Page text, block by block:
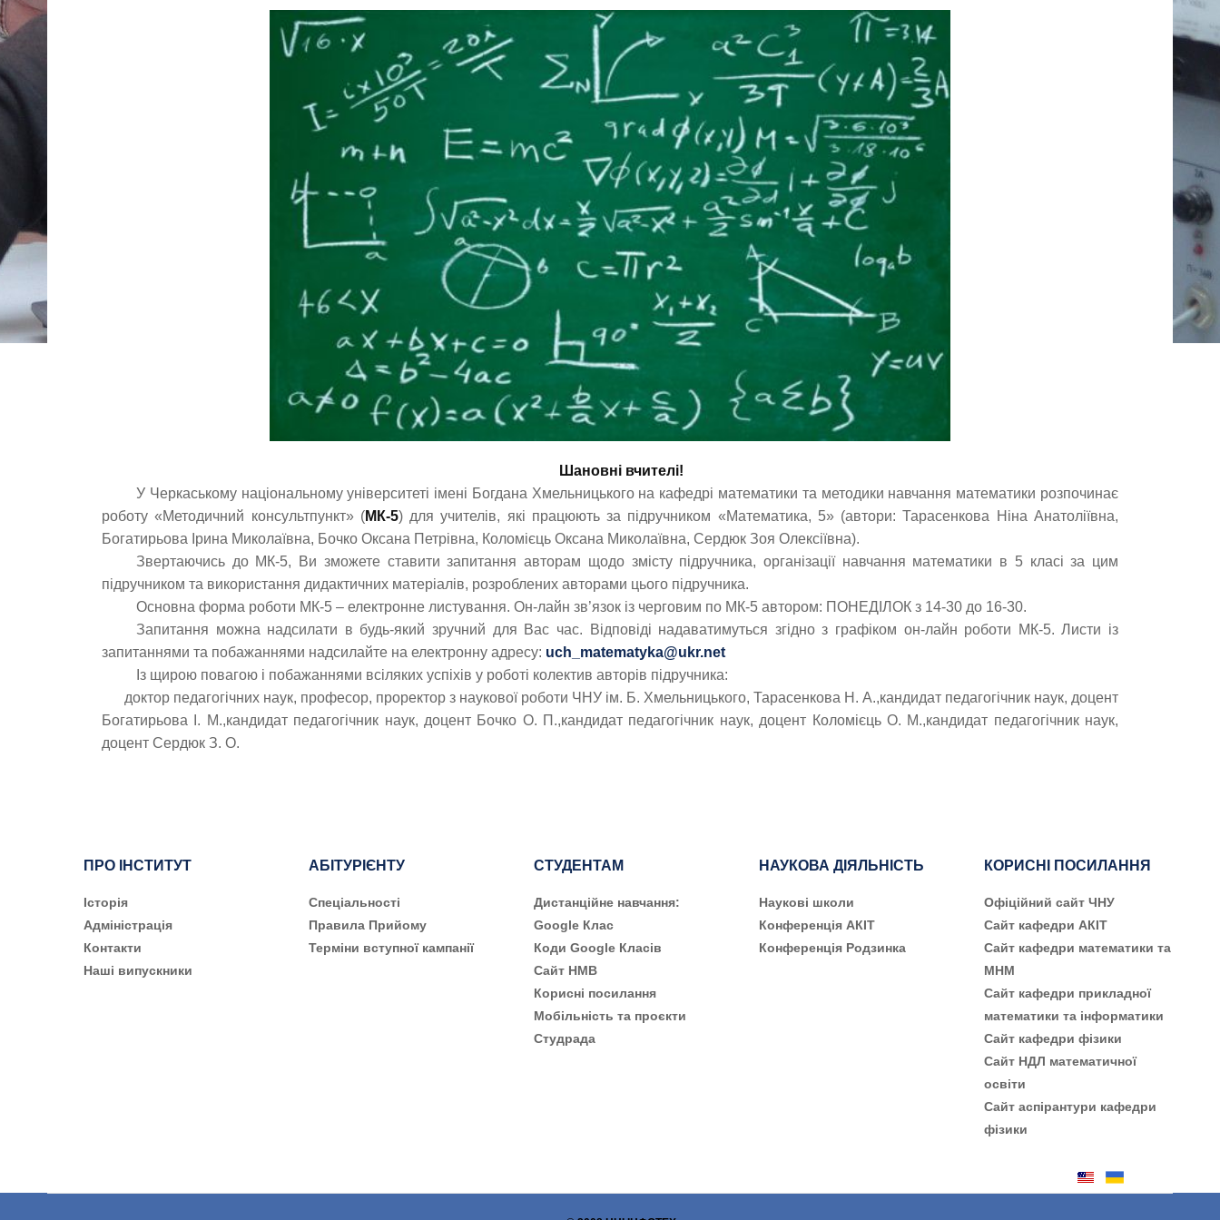
Шановні вчителі!
У Черкаському національному університеті імені Богдана Хмельницького на кафедрі математики та методики навчання математики розпочинає
роботу «Методичний консультпункт» (МК-5) для учителів, які працюють за підручником «Математика, 5» (автори: Тарасенкова Ніна Анатоліївна,
Богатирьова Ірина Миколаївна, Бочко Оксана Петрівна, Коломієць Оксана Миколаївна, Сердюк Зоя Олексіївна).
Звертаючись до МК-5, Ви зможете ставити запитання авторам щодо змісту підручника, організації навчання математики в 5 класі за цим
підручником та використання дидактичних матеріалів, розроблених авторами цього підручника.
Основна форма роботи МК-5 – електронне листування. Он-лайн зв’язок із черговим по МК-5 автором: ПОНЕДІЛОК з 14-30 до 16-30.
Запитання можна надсилати в будь-який зручний для Вас час. Відповіді надаватимуться згідно з графіком он-лайн роботи МК-5. Листи із
запитаннями та побажаннями надсилайте на електронну адресу: uch_matematyka@ukr.net
Із щирою повагою і побажаннями всіляких успіхів у роботі колектив авторів підручника:
доктор педагогічних наук, професор, проректор з наукової роботи ЧНУ ім. Б. Хмельницького, Тарасенкова Н. А.,кандидат педагогічник наук, доцент
Богатирьова І. М.,кандидат педагогічник наук, доцент Бочко О. П.,кандидат педагогічник наук, доцент Коломієць О. М.,кандидат педагогічник наук,
доцент Сердюк З. О.
ПРО ІНСТИТУТ
Історія
Адміністрація
Контакти
Наші випускники
АБІТУРІЄНТУ
Cпеціальності
Правила Прийому
Терміни вступної кампанії
СТУДЕНТАМ
Дистанційне навчання:
Google Клас
Коди Google Класів
Сайт НМВ
Корисні посилання
Мобільність та проєкти
Студрада
НАУКОВА ДІЯЛЬНІСТЬ
Наукові школи
Конференція АКІТ
Конференція Родзинка
КОРИСНІ ПОСИЛАННЯ
Офіційний сайт ЧНУ
Сайт кафедри АКІТ
Сайт кафедри математики та
МНМ
Сайт кафедри прикладної
математики та інформатики
Сайт кафедри фізики
Сайт НДЛ математичної
освіти
Сайт аспірантури кафедри
фізики